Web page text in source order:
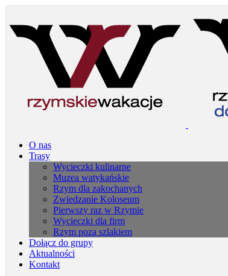
O nas
Trasy
Wycieczki kulinarne
Muzea watykańskie
Rzym dla zakochanych
Zwiedzanie Koloseum
Pierwszy raz w Rzymie
Wycieczki dla firm
Rzym poza szlakiem
Dołącz do grupy
Aktualności
Kontakt